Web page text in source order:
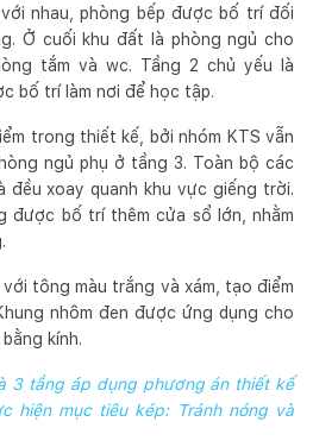
nhau, phòng bếp được bố trí đối
Ở cuối khu đất là phòng ngủ cho
tắm và wc. Tầng 2 chủ yếu là
bố trí làm nơi để học tập.
trong thiết kế, bởi nhóm KTS vẫn
ngủ phụ ở tầng 3. Toàn bộ các
đều xoay quanh khu vực giếng trời.
được bố trí thêm cửa sổ lớn, nhằm
tông màu trắng và xám, tạo điểm
nhôm đen được ứng dụng cho
kính.
3 tầng áp dụng phương án thiết kế
hiện mục tiêu kép: Tránh nóng và